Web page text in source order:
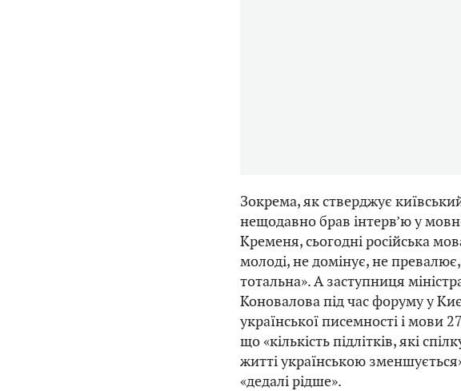
Зокрема, як стверджує
нещодавно брав інтерв’ю у
Кременя, сьогодні російська
молоді, не домінує, не
тотальна». А заступниця
Коновалова під час форуму у
української писемності і мови
що «кількість підлітків, які
житті українською
«дедалі рідше».